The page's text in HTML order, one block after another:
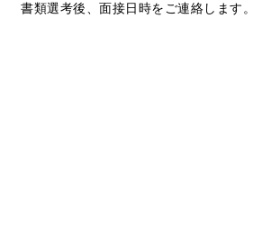
書類選考後、面接日時をご連絡します。